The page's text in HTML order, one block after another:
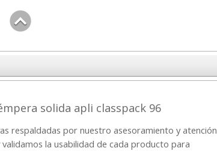
solida apli classpack 96
respaldadas por nuestro asesoramiento y atención
la usabilidad de cada producto para